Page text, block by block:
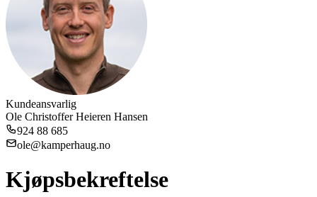
Kundeansvarlig
Ole Christoffer Heieren Hansen
924 88 685
ole@kamperhaug.no
Kjøpsbekreftelse